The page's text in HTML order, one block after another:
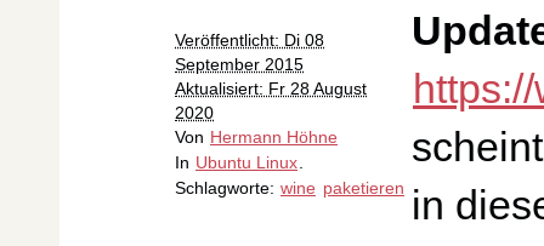
Veröffentlicht: Di 08
September 2015
Aktualisiert: Fr 28 August
2020
Von Hermann Höhne
In Ubuntu Linux
Schlagworte: wine paketieren in